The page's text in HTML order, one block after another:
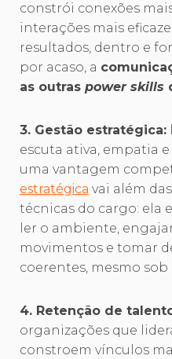
constrói conexões
interações mais
resultados, dentro e
por acaso, a
as outras power skills
3. Gestão estratégica:
escuta ativa, empatia
uma vantagem
estratégica vai além
técnicas do cargo: ela
ler o ambiente,
movimentos e tomar
coerentes, mesmo sob
4. Retenção de
organizações que
constroem vínculos